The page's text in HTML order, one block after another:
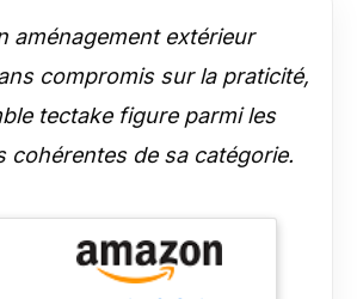
aménagement extérieur
compromis sur la praticité,
tectake figure parmi les
cohérentes de sa catégorie.